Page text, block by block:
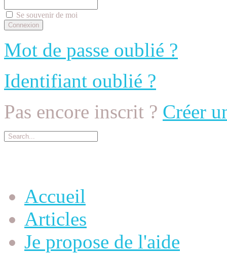
Se souvenir de moi
Mot de passe oublié ?
Identifiant oublié ?
Pas encore inscrit ? Créer
Accueil
Articles
Je propose de l'aide